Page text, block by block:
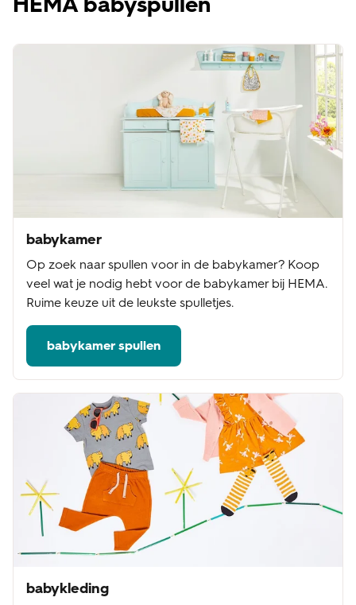
babykamer
Op zoek naar spullen voor in de babykamer? Koop
veel wat je nodig hebt voor de babykamer bij HEMA.
Ruime keuze uit de leukste spulletjes.
babykamer spullen
babykleding